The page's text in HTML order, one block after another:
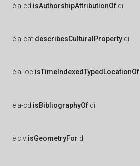
è a-cd:isAuthorshipAttributionOf di
è a-cat:describesCulturalProperty di
è a-loc:isTimeIndexedTypedLocationOf
è a-cd:isBibliographyOf di
è clv:isGeometryFor di